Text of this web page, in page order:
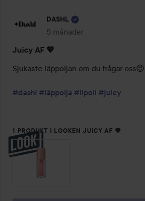
DASHL
5 månader
Inlägget skapades 5 månader
Juicy AF 💖
Sjukaste läppoljan om du frågar
#dashl #läppolja #lipoil #juicy
1 PRODUKT I LOOKEN JUICY AF 💖